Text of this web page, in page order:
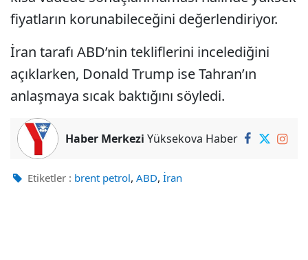
fiyatların korunabileceğini değerlendiriyor.
İran tarafı ABD’nin tekliflerini incelediğini
açıklarken, Donald Trump ise Tahran’ın
anlaşmaya sıcak baktığını söyledi.
Haber Merkezi Yüksekova Haber
Etiketler : brent petrol, ABD, İran